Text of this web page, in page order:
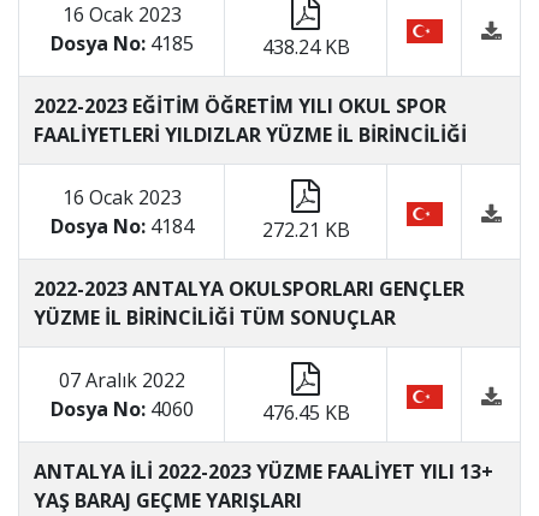
16 Ocak 2023
Dosya No:4185 438.24 KB
2022-2023 EĞİTİM ÖĞRETİM YILI OKUL SPOR
FAALİYETLERİ YILDIZLAR YÜZME İL BİRİNCİLİĞİ
16 Ocak 2023
Dosya No:4184 272.21 KB
2022-2023 ANTALYA OKULSPORLARI GENÇLER
YÜZME İL BİRİNCİLİĞİ TÜM SONUÇLAR
07 Aralık 2022
Dosya No:4060 476.45 KB
ANTALYA İLİ 2022-2023 YÜZME FAALİYET YILI 13+
YAŞ BARAJ GEÇME YARIŞLARI